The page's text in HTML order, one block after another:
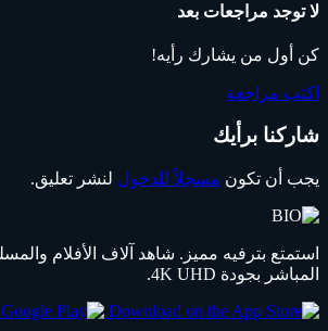
لا توجد مراجعات بعد
كن أول من يشارك رأيه!
اكتب مراجعة
شاركنا برأيك
يجب أن تكون مسجلاً للدخول لنشر تعليق.
استمتع بترفيه مميز. شاهد آلاف الأفلام
المباشر بجودة 4K UHD.